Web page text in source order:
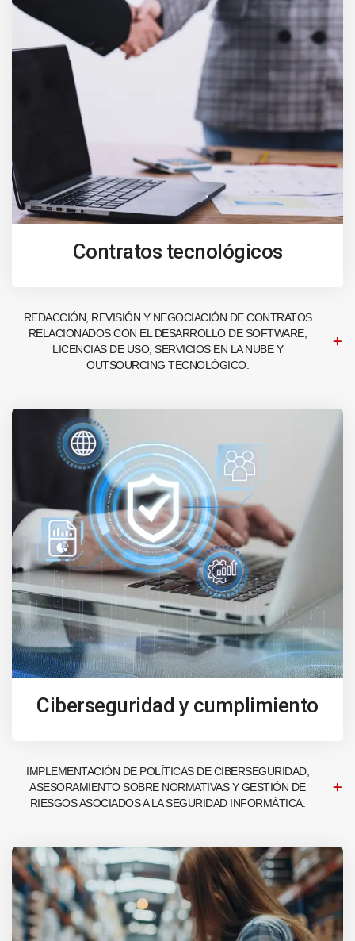
Contratos tecnológicos
REDACCIÓN, REVISIÓN Y NEGOCIACIÓN DE CONTRATOS
RELACIONADOS CON EL DESARROLLO DE SOFTWARE,
LICENCIAS DE USO, SERVICIOS EN LA NUBE Y
OUTSOURCING TECNOLÓGICO.
Ciberseguridad y cumplimiento
IMPLEMENTACIÓN DE POLÍTICAS DE CIBERSEGURIDAD,
ASESORAMIENTO SOBRE NORMATIVAS Y GESTIÓN DE
RIESGOS ASOCIADOS A LA SEGURIDAD INFORMÁTICA.